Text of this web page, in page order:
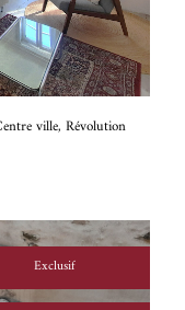
ville, Révolution
Exclusif